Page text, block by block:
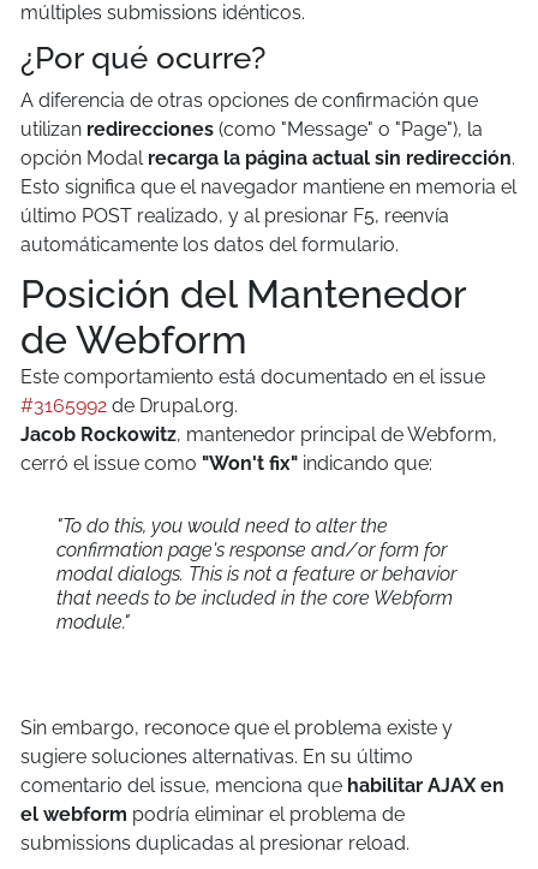
múltiples submissions idénticos.
¿Por qué ocurre?
A diferencia de otras opciones de confirmación que
utilizan redirecciones (como "Message" o "Page"), la
opción Modal recarga la página actual sin redirección.
Esto significa que el navegador mantiene en memoria el
último POST realizado, y al presionar F5, reenvía
automáticamente los datos del formulario.
Posición del Mantenedor
de Webform
Este comportamiento está documentado en el issue
#3165992 de Drupal.org.
Jacob Rockowitz, mantenedor principal de Webform,
cerró el issue como "Won't fix" indicando que:
"To do this, you would need to alter the
confirmation page's response and/or form for
modal dialogs. This is not a feature or behavior
that needs to be included in the core Webform
module."
Sin embargo, reconoce que el problema existe y
sugiere soluciones alternativas. En su último
comentario del issue, menciona que habilitar AJAX en
el webform podría eliminar el problema de
submissions duplicadas al presionar reload.